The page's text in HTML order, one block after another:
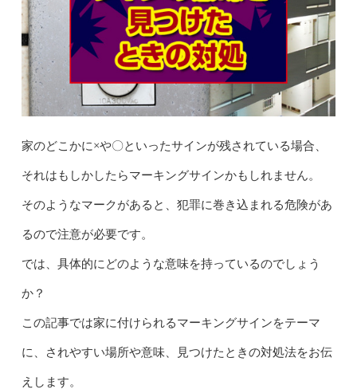
家のどこかに×や〇といったサインが残されている場合、
それはもしかしたらマーキングサインかもしれません。
そのようなマークがあると、犯罪に巻き込まれる危険があ
るので注意が必要です。
では、具体的にどのような意味を持っているのでしょう
か？
この記事では家に付けられるマーキングサインをテーマ
に、されやすい場所や意味、見つけたときの対処法をお伝
えします。